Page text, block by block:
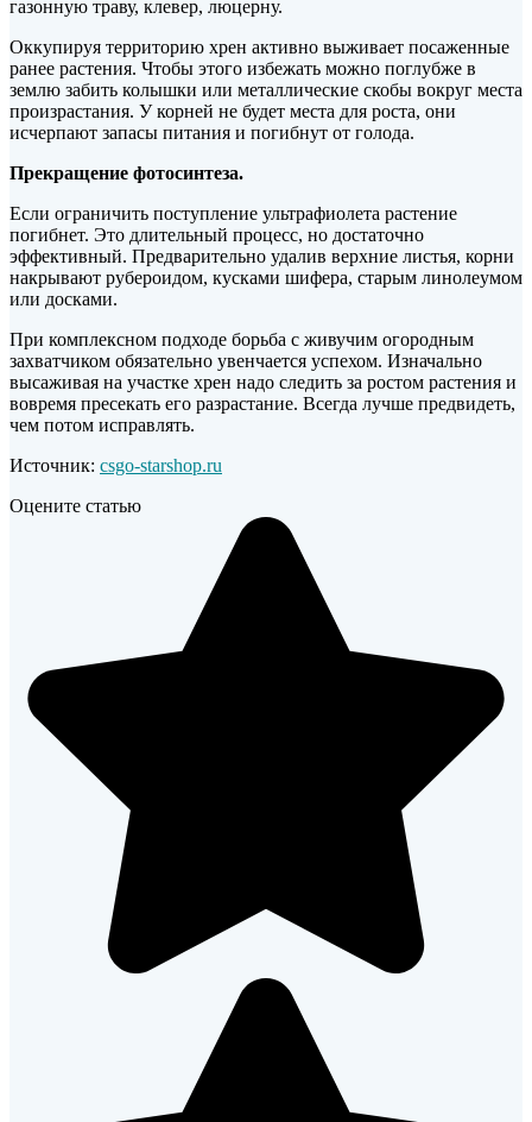
газонную траву, клевер, люцерну.
Оккупируя территорию хрен активно выживает посаженные
ранее растения. Чтобы этого избежать можно поглубже в
землю забить колышки или металлические скобы вокруг места
произрастания. У корней не будет места для роста, они
исчерпают запасы питания и погибнут от голода.
Прекращение фотосинтеза.
Если ограничить поступление ультрафиолета растение
погибнет. Это длительный процесс, но достаточно
эффективный. Предварительно удалив верхние листья, корни
накрывают рубероидом, кусками шифера, старым линолеумом
или досками.
При комплексном подходе борьба с живучим огородным
захватчиком обязательно увенчается успехом. Изначально
высаживая на участке хрен надо следить за ростом растения и
вовремя пресекать его разрастание. Всегда лучше предвидеть,
чем потом исправлять.
Источник: csgo-starshop.ru
Оцените статью